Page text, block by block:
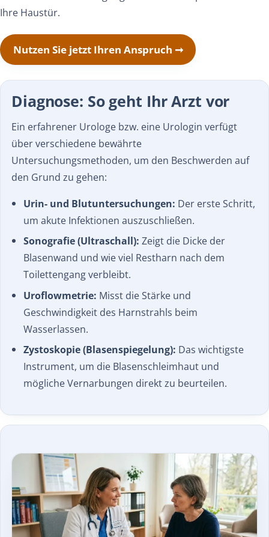
Ihre Haustür.
Nutzen Sie jetzt Ihren Anspruch ➞
Diagnose: So geht Ihr Arzt vor
Ein erfahrener Urologe bzw. eine Urologin verfügt
über verschiedene bewährte
Untersuchungsmethoden, um den Beschwerden auf
den Grund zu gehen:
Urin- und Blutuntersuchungen: Der erste Schritt,
um akute Infektionen auszuschließen.
Sonografie (Ultraschall): Zeigt die Dicke der
Blasenwand und wie viel Restharn nach dem
Toilettengang verbleibt.
Uroflowmetrie: Misst die Stärke und
Geschwindigkeit des Harnstrahls beim
Wasserlassen.
Zystoskopie (Blasenspiegelung): Das wichtigste
Instrument, um die Blasenschleimhaut und
mögliche Vernarbungen direkt zu beurteilen.